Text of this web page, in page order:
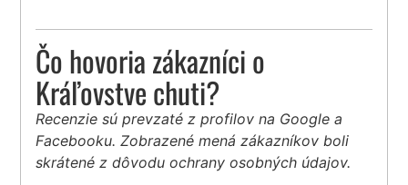
Čo hovoria zákazníci o
Kráľovstve chuti?
Recenzie sú prevzaté z profilov na Google a
Facebooku. Zobrazené mená zákazníkov boli
skrátené z dôvodu ochrany osobných údajov.